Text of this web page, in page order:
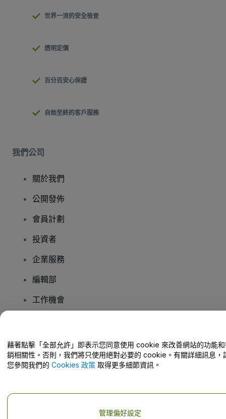
世界一流的安全檢查
透明定價
百分百安心保證
自始至終的客戶服務
我們公司
關於我們
公開發佈
會員計劃
投資者
企業服務
編輯部
工作機會
幫助中心 / 聯絡我們
藉著點擊「全部允許」即表示您同意使用 cookie 來改善網站的功能
銷相關性。否則，我們將只使用絕對必要的 cookie。有關詳細訊息，
您參閱我們的 Cookies 政策 取得更多細節資訊。
管理偏好設定